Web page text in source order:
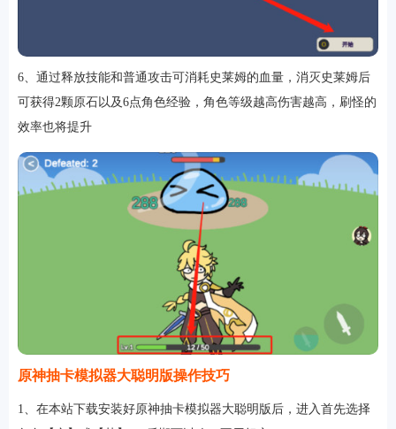
6、通过释放技能和普通攻击可消耗史莱姆的血量，消灭史莱姆后
可获得2颗原石以及6点角色经验，角色等级越高伤害越高，刷怪的
效率也将提升
原神抽卡模拟器大聪明版操作技巧
1、在本站下载安装好原神抽卡模拟器大聪明版后，进入首先选择